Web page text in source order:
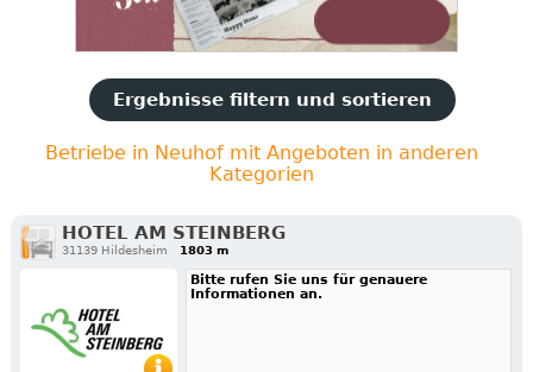
Ergebnisse filtern und sortieren
Betriebe in Neuhof mit Angeboten in anderen
Kategorien
HOTEL AM STEINBERG
31139 Hildesheim 1803 m
Bitte rufen Sie uns für genauere
Informationen an.